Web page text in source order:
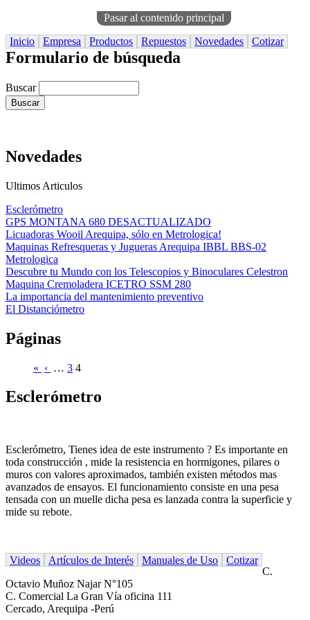
Pasar al contenido principal
Inicio
Empresa Productos Repuestos Novedades Cotizar
Formulario de búsqueda
Buscar
Novedades
Ultimos Articulos
Esclerómetro
GPS MONTANA 680 DESACTUALIZADO
Licuadoras Wooil Arequipa, sólo en Metrologica!
Maquinas Refresqueras y Jugueras Arequipa IBBL BBS-02
Metrologica
Descubre tu Mundo con los Telescopios y Binoculares Celestron
Maquina Cremoladera ICETRO SSM 280
La importancia del mantenimiento preventivo
El Distanciómetro
Páginas
« ‹ … 3 4
Esclerómetro
Esclerómetro, Tienes idea de este instrumento ? Es importante en
toda construcción , mide la resistencia en hormigones, pilares o
muros con valores aproximados, también existen métodos mas
avanzados de ensayos. El funcionamiento consiste en una pesa
tensada con un muelle dicha pesa es lanzada contra la superficie y
mide su rebote.
Videos Artículos de Interés Manuales de Uso
Cotizar
C.
Octavio Muñoz Najar N°105
C. Comercial La Gran Vía oficina 111
Cercado, Arequipa -Perú